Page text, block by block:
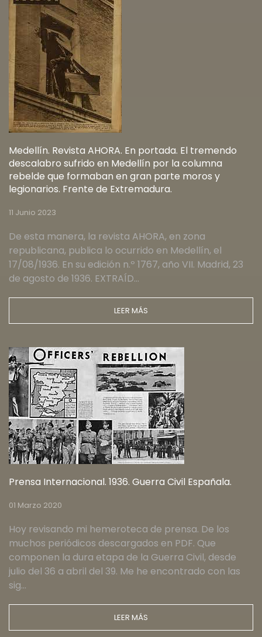
Medellín. Revista AHORA. En portada. El tremendo
descalabro sufrido en Medellín por la columna
rebelde que formaban en gran parte moros y
legionarios. Frente de Extremadura.
11 Junio 2023
De esta manera, la revista AHORA, en zona
republicana, publica lo ocurrido en Medellín, el
17/08/1936. En su edición n.º 1767, año VII. Madrid, 23
de agosto de 1936. EXTRAÍD…
LEER MÁS
Prensa Internacional. 1936. Guerra Civil Españala.
01 Marzo 2020
Hoy revisando mi hemeroteca de prensa. De los
muchos periódicos descargados en PDF. Que
componen la dura etapa de la Guerra Civil, desde
julio del 36 a abril del 39. Me he encontrado con las
sig…
LEER MÁS